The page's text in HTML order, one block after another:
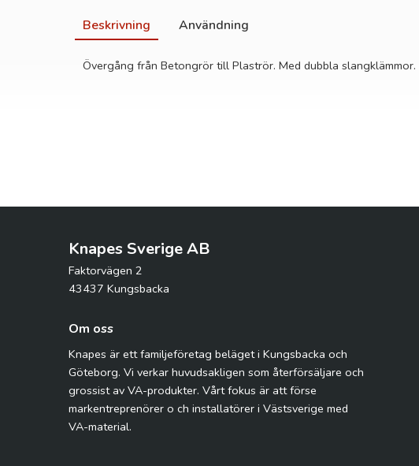
Beskrivning Användning
Övergång från Betongrör till Plaströr. Med dubbla slangklämmor.
Knapes Sverige AB
Faktorvägen 2
43437 Kungsbacka
Om oss
Knapes är ett familjeföretag beläget i Kungsbacka och
Göteborg. Vi verkar huvudsakligen som återförsäljare och
grossist av VA-produkter. Vårt fokus är att förse
markentreprenörer o ch installatörer i Västsverige med
VA-material.